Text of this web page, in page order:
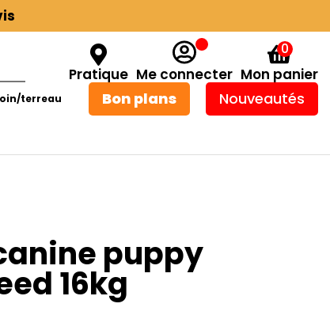
Pratique Me connecter
0
Mon panier
terreau Bon plans Nouveautés
puppy
16kg